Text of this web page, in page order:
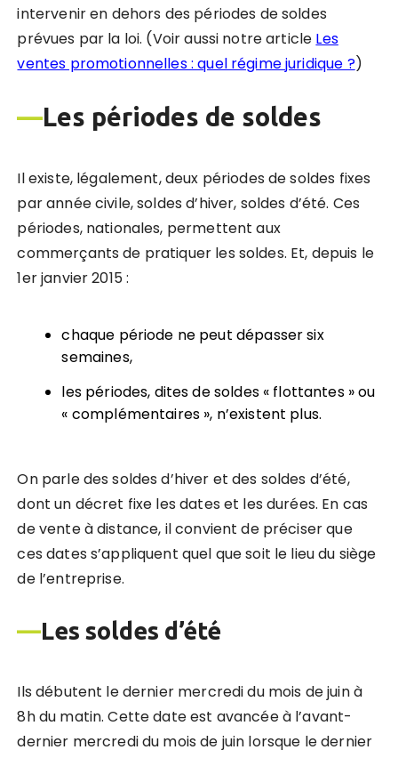
intervenir en dehors des périodes de soldes
prévues par la loi. (Voir aussi notre article Les
ventes promotionnelles : quel régime juridique ?)
—Les périodes de soldes
Il existe, légalement, deux périodes de soldes fixes
par année civile, soldes d’hiver, soldes d’été. Ces
périodes, nationales, permettent aux
commerçants de pratiquer les soldes. Et, depuis le
1er janvier 2015 :
chaque période ne peut dépasser six
semaines,
les périodes, dites de soldes « flottantes » ou
« complémentaires », n’existent plus.
On parle des soldes d’hiver et des soldes d’été,
dont un décret fixe les dates et les durées. En cas
de vente à distance, il convient de préciser que
ces dates s’appliquent quel que soit le lieu du siège
de l’entreprise.
—Les soldes d’été
Ils débutent le dernier mercredi du mois de juin à
8h du matin. Cette date est avancée à l’avant-
dernier mercredi du mois de juin lorsque le dernier